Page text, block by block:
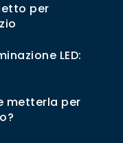
per
LED:
metterla per